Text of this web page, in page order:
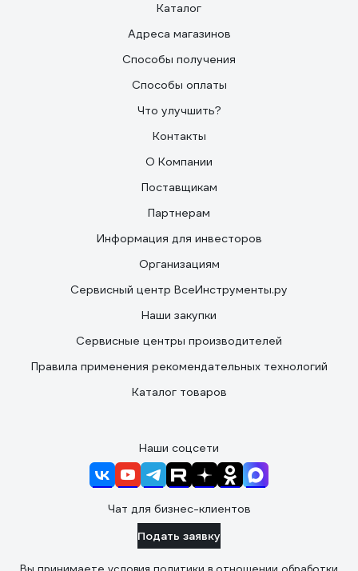
Каталог
Адреса магазинов
Способы получения
Способы оплаты
Что улучшить?
Контакты
О Компании
Поставщикам
Партнерам
Информация для инвесторов
Организациям
Сервисный центр ВсеИнструменты.ру
Наши закупки
Сервисные центры производителей
Правила применения рекомендательных технологий
Каталог товаров
Наши соцсети
Чат для бизнес-клиентов
Подать заявку